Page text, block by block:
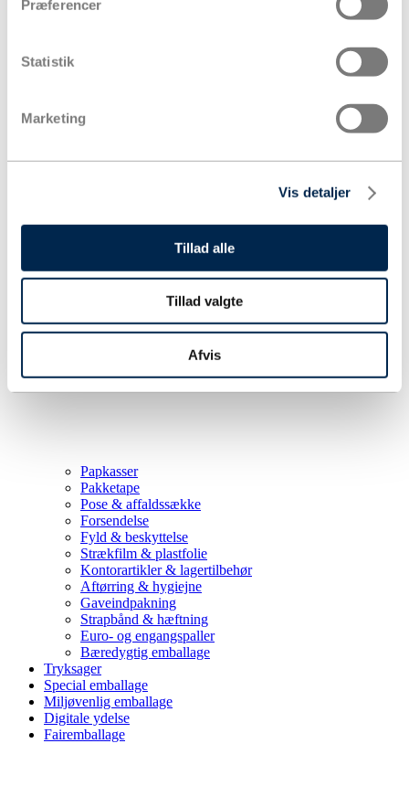
Præferencer
Statistik
Marketing
Vis detaljer
Tillad alle
Tillad valgte
Afvis
Papkasser
Pakketape
Pose & affaldssække
Forsendelse
Fyld & beskyttelse
Strækfilm & plastfolie
Kontorartikler & lagertilbehør
Aftørring & hygiejne
Gaveindpakning
Strapbånd & hæftning
Euro- og engangspaller
Bæredygtig emballage
Tryksager
Special emballage
Miljøvenlig emballage
Digitale ydelse
Fairemballage